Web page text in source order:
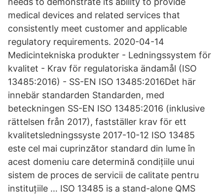
medical devices and related services that
consistently meet customer and applicable
regulatory requirements. 2020-04-14
Medicintekniska produkter - Ledningssystem för
kvalitet - Krav för regulatoriska ändamål (ISO
13485:2016) - SS-EN ISO 13485:2016Det här
innebär standarden Standarden, med
beteckningen SS-EN ISO 13485:2016 (inklusive
rättelsen från 2017), fastställer krav för ett
kvalitetsledningssyste 2017-10-12 ISO 13485
este cel mai cuprinzător standard din lume în
acest domeniu care determină condițiile unui
sistem de proces de servicii de calitate pentru
instituțiile … ISO 13485 is a stand-alone QMS